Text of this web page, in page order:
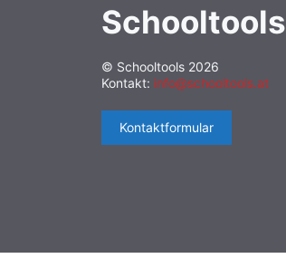
Schooltools
© Schooltools 2026
Kontakt: info@schooltools.at
Kontaktformular